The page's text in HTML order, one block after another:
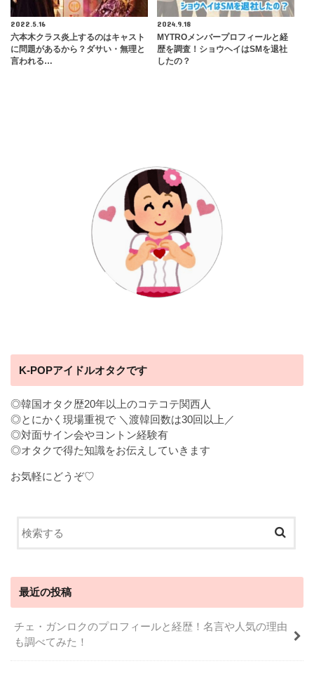
2022.5.16
六本木クラス炎上するのはキャスト
に問題があるから？ダサい・無理と
言われる…
2024.9.18
MYTROメンバープロフィールと経
歴を調査！ショウヘイはSMを退社
したの？
K-POPアイドルオタクです
◎韓国オタク歴20年以上のコテコテ関西人
◎とにかく現場重視で ＼渡韓回数は30回以上／
◎対面サイン会やヨントン経験有
◎オタクで得た知識をお伝えしていきます
お気軽にどうぞ♡
最近の投稿
チェ・ガンロクのプロフィールと経歴！名言や人気の理由
も調べてみた！